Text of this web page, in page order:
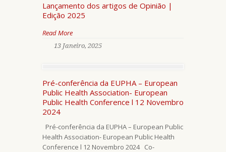
Lançamento dos artigos de Opinião |
Edição 2025
Read More
13 Janeiro, 2025
Pré-conferência da EUPHA – European
Public Health Association- European
Public Health Conference l 12 Novembro
2024
Pré-conferência da EUPHA – European Public
Health Association- European Public Health
Conference l 12 Novembro 2024 Co-